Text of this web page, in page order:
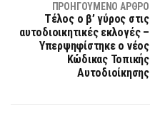
ΠΡΟΗΓΟΎΜΕΝΟ ΆΡΘΡΟ
Τέλος ο β’ γύρος στις
αυτοδιοικητικές εκλογές –
Υπερψηφίστηκε ο νέος
Κώδικας Τοπικής
Αυτοδιοίκησης